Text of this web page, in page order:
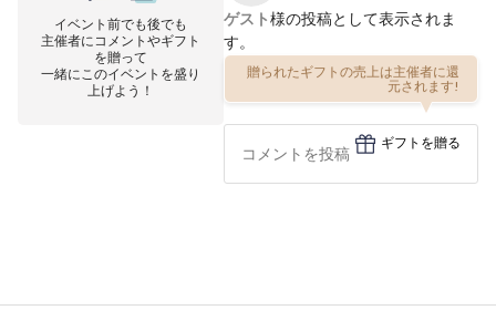
イベント前でも後でも
主催者にコメントやギフト
を贈って
一緒にこのイベントを盛り
上げよう！
ゲスト様の投稿として表示されま
す。
贈られたギフトの売上は主催者に還
元されます!
ギフトを贈る